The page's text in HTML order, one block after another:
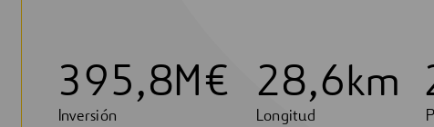
395,8M€
Inversión
28,6km
Longitud